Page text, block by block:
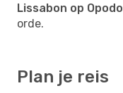
Lissabon op Opodo
orde.
Plan je reis